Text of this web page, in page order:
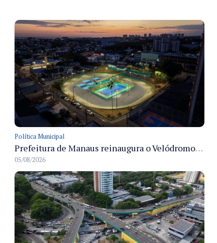
Política Municipal
Prefeitura de Manaus reinaugura o Velódromo Professora Alzira Campos e entrega espaço esportivo totalmente revitalizado
05/08/2026